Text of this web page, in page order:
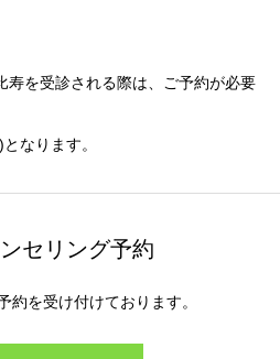
寿を受診される際は、ご予約が必要
なります。
セリング予約
約を受け付けております。